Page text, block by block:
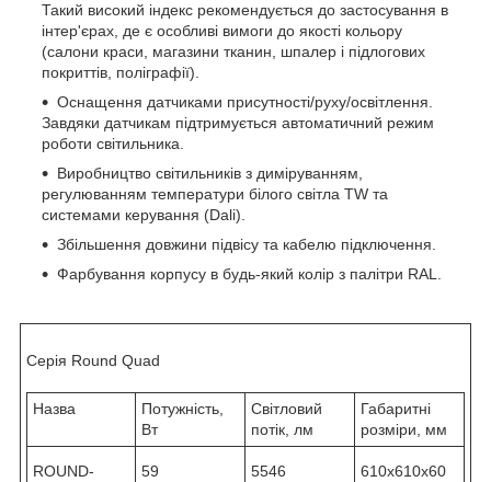
Такий високий індекс рекомендується до застосування в
інтер'єрах, де є особливі вимоги до якості кольору
(салони краси, магазини тканин, шпалер і підлогових
покриттів, поліграфії).
Оснащення датчиками присутності/руху/освітлення.
Завдяки датчикам підтримується автоматичний режим
роботи світильника.
Виробництво світильників з диміруванням,
регулюванням температури білого світла TW та
системами керування (Dali).
Збільшення довжини підвісу та кабелю підключення.
Фарбування корпусу в будь-який колір з палітри RAL.
Серія Round Quad
Назва
Потужність,
Вт
Світловий
потік, лм
Габаритні
розміри, мм
ROUND-
59 5546 610х610х60